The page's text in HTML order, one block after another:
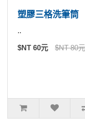
塑膠三格洗筆筒
..
$NT 60元 $NT 80元